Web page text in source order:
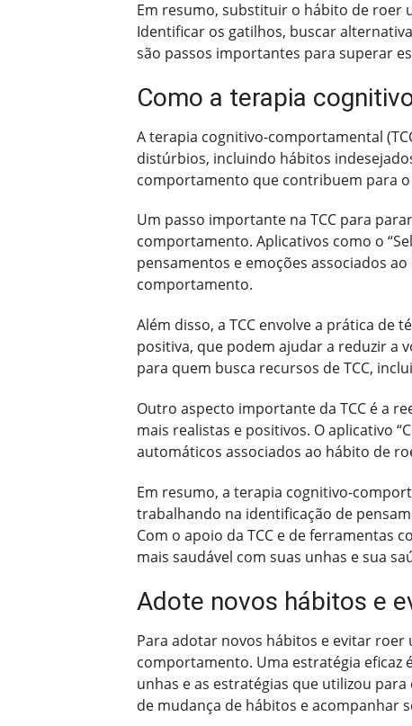
Em resumo, substituir o hábito de roer
Identificar os gatilhos, buscar
são passos importantes para superar
Como a terapia
A terapia cognitivo-comportamental
distúrbios, incluindo hábitos
comportamento que contribuem para
Um passo importante na TCC para
comportamento. Aplicativos como o
pensamentos e emoções associados
comportamento.
Além disso, a TCC envolve a prática de
positiva, que podem ajudar a reduzir a
para quem busca recursos de TCC,
Outro aspecto importante da TCC é a
mais realistas e positivos. O aplicativo
automáticos associados ao hábito de
Em resumo, a terapia cognitivo-
trabalhando na identificação de
Com o apoio da TCC e de ferramentas
mais saudável com suas unhas e sua
Adote novos hábitos e
Para adotar novos hábitos e evitar
comportamento. Uma estratégia
unhas e as estratégias que utilizou
de mudança de hábitos e acompanhar